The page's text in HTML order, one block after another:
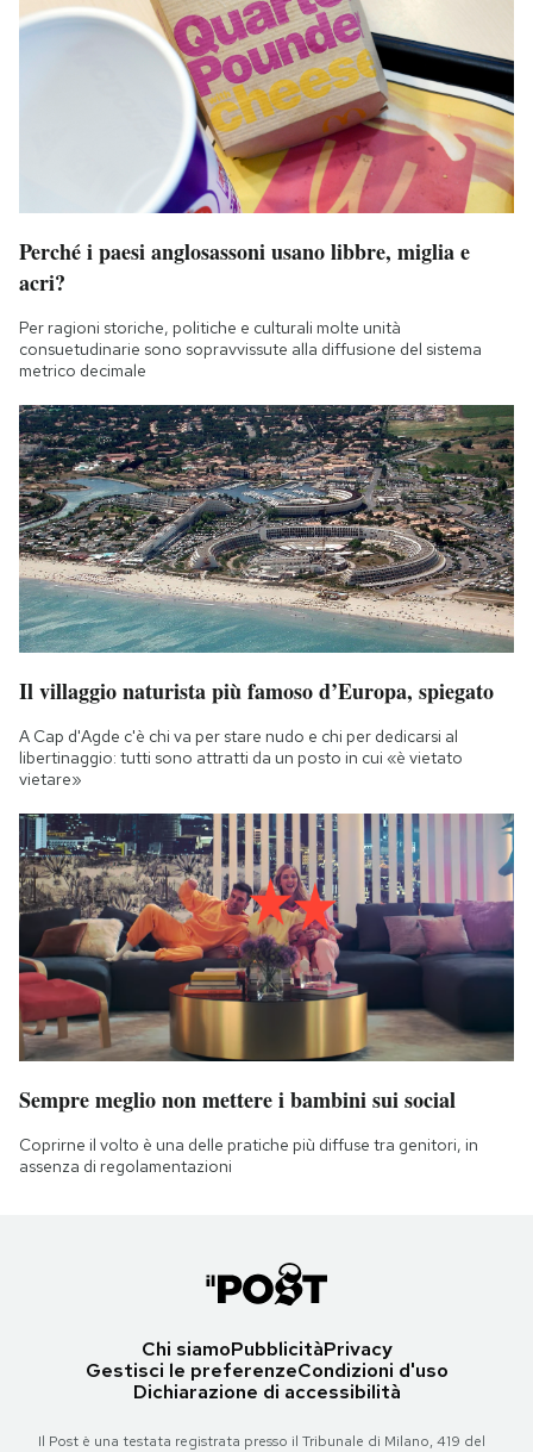
Perché i paesi anglosassoni usano libbre, miglia e
acri?
Per ragioni storiche, politiche e culturali molte unità
consuetudinarie sono sopravvissute alla diffusione del sistema
metrico decimale
Il villaggio naturista più famoso d’Europa, spiegato
A Cap d'Agde c'è chi va per stare nudo e chi per dedicarsi al
libertinaggio: tutti sono attratti da un posto in cui «è vietato
vietare»
Sempre meglio non mettere i bambini sui social
Coprirne il volto è una delle pratiche più diffuse tra genitori, in
assenza di regolamentazioni
Chi siamoPubblicitàPrivacy
Gestisci le preferenzeCondizioni d'uso
Dichiarazione di accessibilità
Il Post è una testata registrata presso il Tribunale di Milano, 419 del